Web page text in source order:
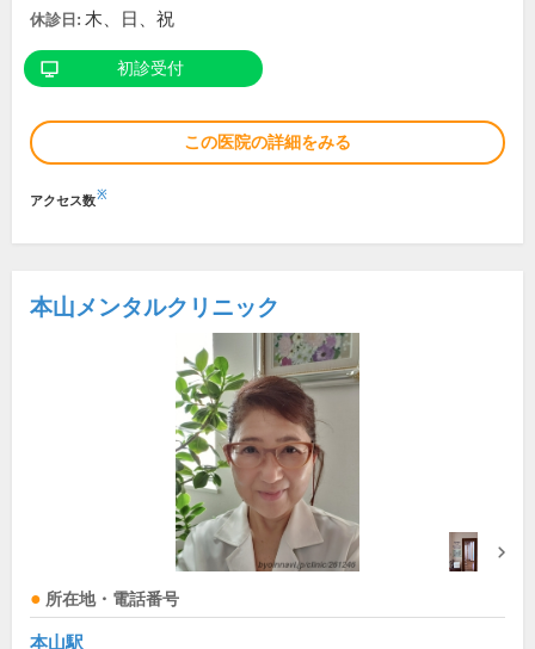
休診日: 木、日、祝
初診受付
この医院の詳細をみる
アクセス数※
本山メンタルクリニック
所在地・電話番号
本山駅